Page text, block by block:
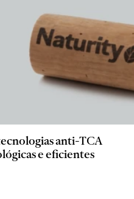
anti-TCA
e eficientes